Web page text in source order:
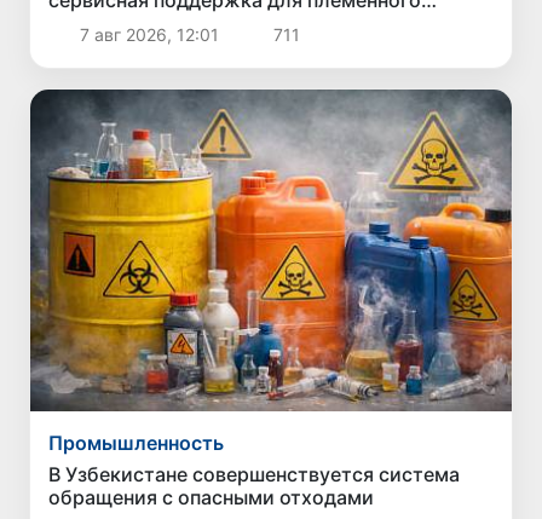
животноводства
7 авг 2026, 12:01 711
Промышленность
В Узбекистане совершенствуется система
обращения с опасными отходами